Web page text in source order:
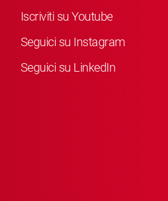
Iscriviti su Youtube
Seguici su Instagram
Seguici su LinkedIn